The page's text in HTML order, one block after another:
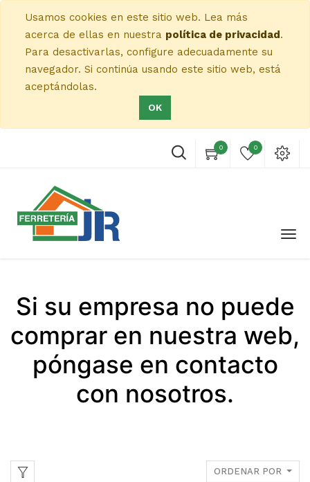
Usamos cookies en este sitio web. Lea más
acerca de ellas en nuestra política de privacidad.
Para desactivarlas, configure adecuadamente su
navegador. Si continúa usando este sitio web, está
aceptándolas.
OK
0 0
Si su empresa no puede
comprar en nuestra web,
póngase en contacto
con nosotros.
ORDENAR POR